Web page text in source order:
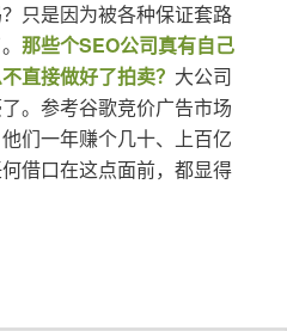
只是因为被各种保证套路
那些个SEO公司真有自己
直接做好了拍卖？ 大公司
。参考谷歌竞价广告市场
们一年赚个几十、上百亿
借口在这点面前，都显得